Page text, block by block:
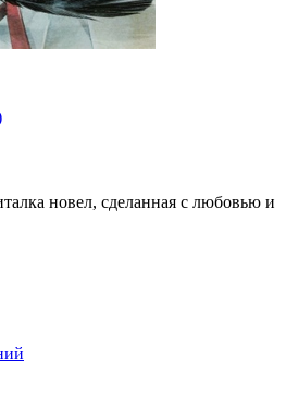
новел, сделанная с любовью и